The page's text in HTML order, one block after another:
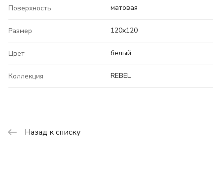
Поверхность матовая
Размер 120x120
Цвет белый
Коллекция REBEL
Назад к списку